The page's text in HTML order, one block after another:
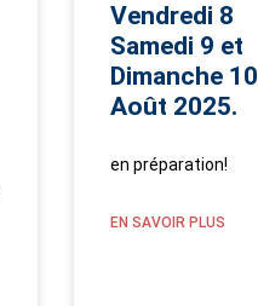
Vendredi 8
Samedi 9 et
Dimanche 10
Août 2025.
en préparation!
EN SAVOIR PLUS